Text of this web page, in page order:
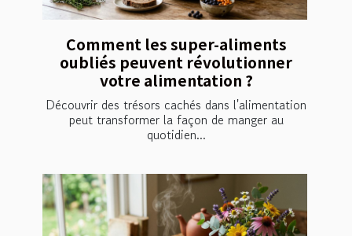
Comment les super-aliments
oubliés peuvent révolutionner
votre alimentation ?
Découvrir des trésors cachés dans l'alimentation
peut transformer la façon de manger au
quotidien...